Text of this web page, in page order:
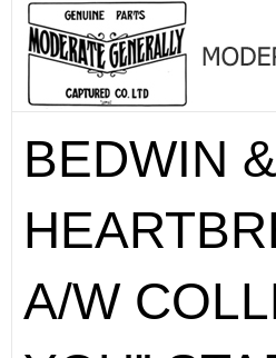
BEDWIN
A/W